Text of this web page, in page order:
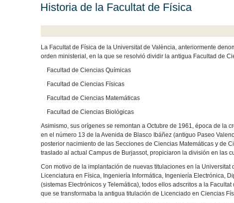
Historia de la Facultat de Física
La Facultat de Física de la Universitat de València, anteriormente
orden ministerial, en la que se resolvió dividir la antigua Facultad de
Facultad de Ciencias Químicas
Facultad de Ciencias Físicas
Facultad de Ciencias Matemáticas
Facultad de Ciencias Biológicas
Asimismo, sus orígenes se remontan a Octubre de 1961, época de la
en el número 13 de la Avenida de Blasco Ibáñez (antiguo Paseo
posterior nacimiento de las Secciones de Ciencias Matemáticas y de
traslado al actual Campus de Burjassot, propiciaron la división en las
Con motivo de la implantación de nuevas titulaciones en la
Licenciatura en Física, Ingeniería Informática, Ingeniería Electrónica,
(sistemas Electrónicos y Telemática), todos ellos adscritos a la
que se transformaba la antigua titulación de Licenciado en Ciencias